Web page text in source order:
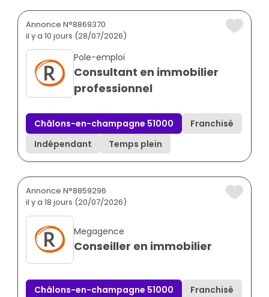
Annonce N°8869370
il y a 10 jours (28/07/2026)
Pole-emploi
Consultant en immobilier
professionnel
Châlons-en-champagne 51000
Franchisé
Indépendant
Temps plein
Annonce N°8859296
il y a 18 jours (20/07/2026)
Megagence
Conseiller en immobilier
Châlons-en-champagne 51000
Franchisé